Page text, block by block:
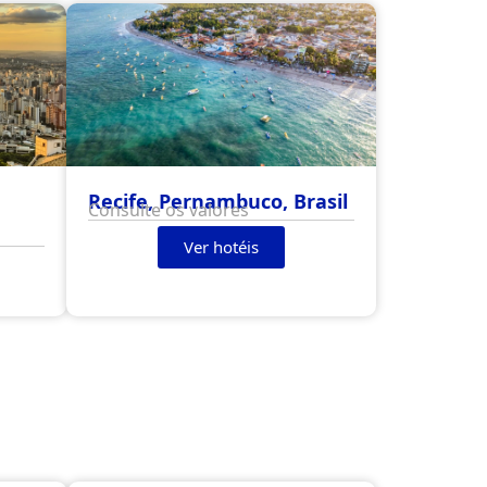
Recife, Pernambuco, Brasil
Consulte os valores
Ver hotéis